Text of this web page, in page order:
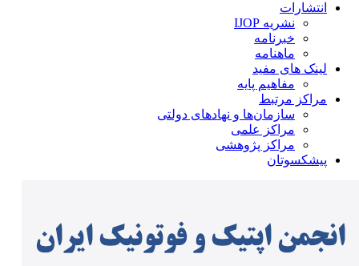
انتشارات
نشریه IJOP
خبرنامه
ماهنامه
لینک های مفید
مفاهیم پایه
مراکز مرتبط
سازمان‌ها و نهادهای دولتی
مراکز علمی
مراکز پژوهشی
پیشکسوتان